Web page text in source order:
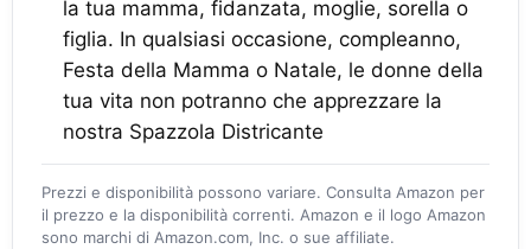
la tua mamma, fidanzata, moglie, sorella o
figlia. In qualsiasi occasione, compleanno,
Festa della Mamma o Natale, le donne della
tua vita non potranno che apprezzare la
nostra Spazzola Districante
Prezzi e disponibilità possono variare. Consulta Amazon per
il prezzo e la disponibilità correnti. Amazon e il logo Amazon
sono marchi di Amazon.com, Inc. o sue affiliate.